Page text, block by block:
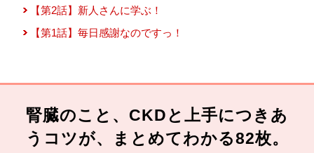
【第2話】新人さんに学ぶ！
【第1話】毎日感謝なのですっ！
腎臓のこと、CKDと上手につきあ
うコツが、まとめてわかる82枚。